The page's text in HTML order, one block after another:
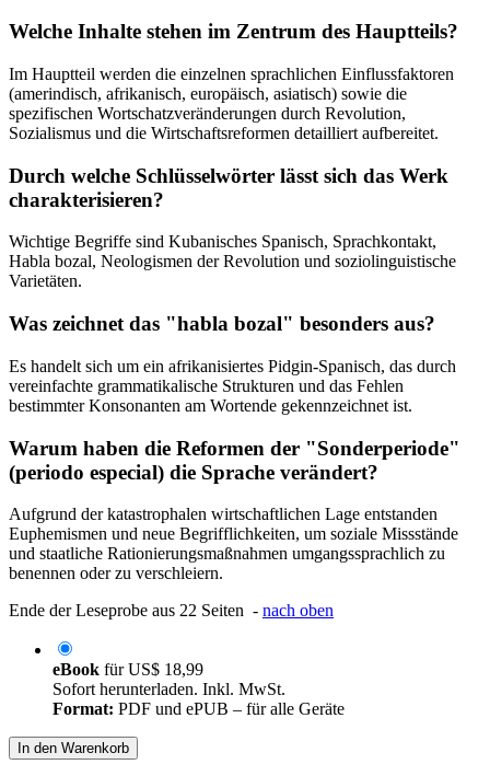
Welche Inhalte stehen im Zentrum des Hauptteils?
Im Hauptteil werden die einzelnen sprachlichen Einflussfaktoren
(amerindisch, afrikanisch, europäisch, asiatisch) sowie die
spezifischen Wortschatzveränderungen durch Revolution,
Sozialismus und die Wirtschaftsreformen detailliert aufbereitet.
Durch welche Schlüsselwörter lässt sich das Werk
charakterisieren?
Wichtige Begriffe sind Kubanisches Spanisch, Sprachkontakt,
Habla bozal, Neologismen der Revolution und soziolinguistische
Varietäten.
Was zeichnet das "habla bozal" besonders aus?
Es handelt sich um ein afrikanisiertes Pidgin-Spanisch, das durch
vereinfachte grammatikalische Strukturen und das Fehlen
bestimmter Konsonanten am Wortende gekennzeichnet ist.
Warum haben die Reformen der "Sonderperiode"
(periodo especial) die Sprache verändert?
Aufgrund der katastrophalen wirtschaftlichen Lage entstanden
Euphemismen und neue Begrifflichkeiten, um soziale Missstände
und staatliche Rationierungsmaßnahmen umgangssprachlich zu
benennen oder zu verschleiern.
Ende der Leseprobe aus 22 Seiten - nach oben
eBook fürUS$ 18,99
Sofort herunterladen. Inkl. MwSt.
Format: PDF und ePUB – für alle Geräte
In den Warenkorb